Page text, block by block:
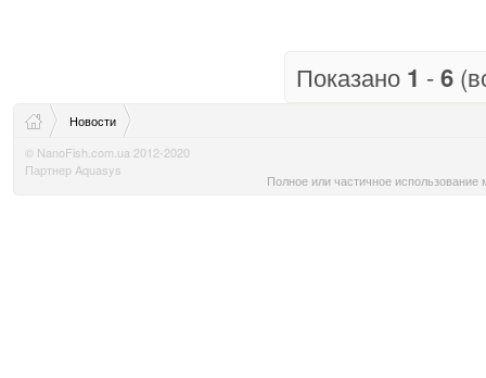
Показано 1 -6
Новости
© NanoFish.com.ua 2012-2020
Партнер Aquasys
Полное или частичное